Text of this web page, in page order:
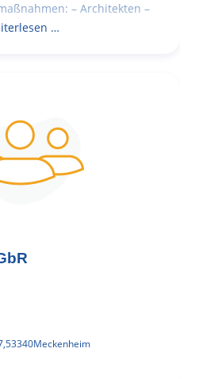
– Architekten –
…
,53340Meckenheim